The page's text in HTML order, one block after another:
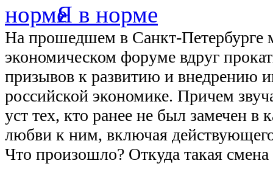
Я в норме
На прошедшем в Санкт-Петербурге
экономическом форуме вдруг
призывов к развитию и внедрению
российской экономике. Причем
уст тех, кто ранее не был замечен в
любви к ним, включая действующего
Что произошло? Откуда такая смена